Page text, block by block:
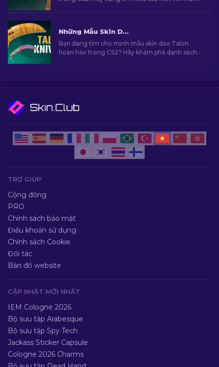
Những Mẫu Skin Dao Talon Hàng Đầu trong CS2 [2026]
Bạn đang tìm cho mình mẫu skin dao Talon
hoàn hảo trong CS2? Hãy khám phá danh sách
TRỢ GIÚP
Cộng đồng
PRO
Chính sách bảo mật
Điều khoản sử dụng
Chính sách Cookie
Đối tác
Bản đồ website
CẬP NHẬT MỚI NHẤT
IEM Cologne 2026
Bộ sưu tập Arabesque
Bộ sưu tập Spy Tech
Jackass Sticker Capsule
Cologne 2026 Charms